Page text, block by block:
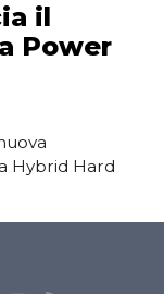
il
Power
Hybrid Hard